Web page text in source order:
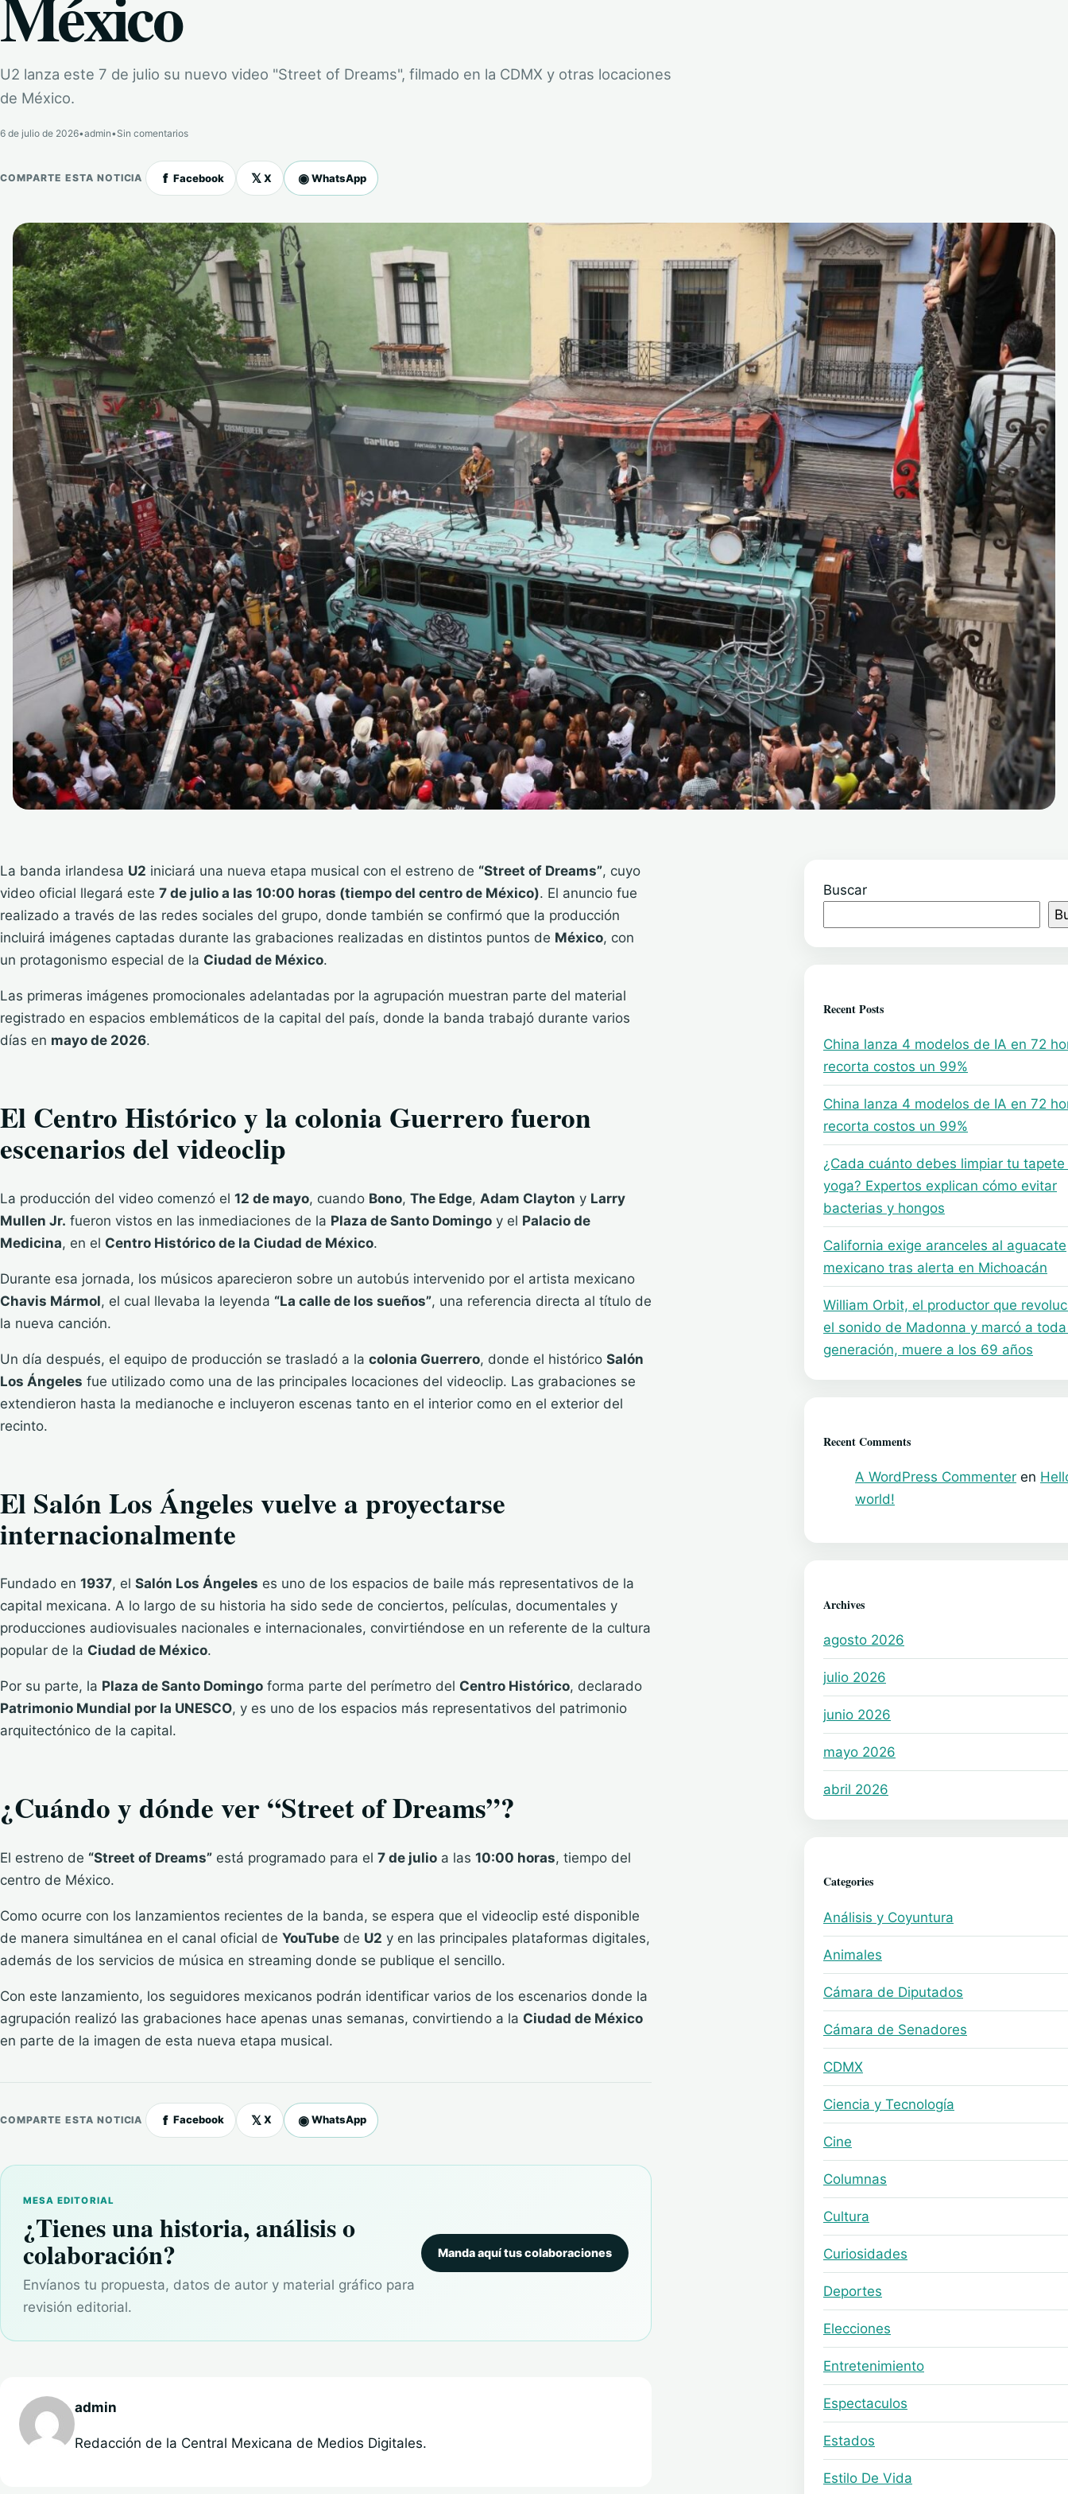
U2 lanza este 7 de julio su nuevo video "Street of Dreams", filmado en la CDMX y otras locaciones
de México.
6 de julio de 2026•admin•Sin comentarios
COMPARTE ESTA NOTICIA f Facebook 𝕏 X ◉ WhatsApp
La banda irlandesa U2 iniciará una nueva etapa musical con el estreno de “Street of Dreams”, cuyo
video oficial llegará este 7 de julio a las 10:00 horas (tiempo del centro de México). El anuncio fue
realizado a través de las redes sociales del grupo, donde también se confirmó que la producción
incluirá imágenes captadas durante las grabaciones realizadas en distintos puntos de México, con
un protagonismo especial de la Ciudad de México.
Las primeras imágenes promocionales adelantadas por la agrupación muestran parte del material
registrado en espacios emblemáticos de la capital del país, donde la banda trabajó durante varios
días en mayo de 2026.
El Centro Histórico y la colonia Guerrero fueron
escenarios del videoclip
La producción del video comenzó el 12 de mayo, cuando Bono, The Edge, Adam Clayton y Larry
Mullen Jr. fueron vistos en las inmediaciones de la Plaza de Santo Domingo y el Palacio de
Medicina, en el Centro Histórico de la Ciudad de México.
Durante esa jornada, los músicos aparecieron sobre un autobús intervenido por el artista mexicano
Chavis Mármol, el cual llevaba la leyenda “La calle de los sueños”, una referencia directa al título de
la nueva canción.
Un día después, el equipo de producción se trasladó a la colonia Guerrero, donde el histórico Salón
Los Ángeles fue utilizado como una de las principales locaciones del videoclip. Las grabaciones se
extendieron hasta la medianoche e incluyeron escenas tanto en el interior como en el exterior del
recinto.
El Salón Los Ángeles vuelve a proyectarse
internacionalmente
Fundado en 1937, el Salón Los Ángeles es uno de los espacios de baile más representativos de la
capital mexicana. A lo largo de su historia ha sido sede de conciertos, películas, documentales y
producciones audiovisuales nacionales e internacionales, convirtiéndose en un referente de la cultura
popular de la Ciudad de México.
Por su parte, la Plaza de Santo Domingo forma parte del perímetro del Centro Histórico, declarado
Patrimonio Mundial por la UNESCO, y es uno de los espacios más representativos del patrimonio
arquitectónico de la capital.
¿Cuándo y dónde ver “Street of Dreams”?
El estreno de “Street of Dreams” está programado para el 7 de julio a las 10:00 horas, tiempo del
centro de México.
Como ocurre con los lanzamientos recientes de la banda, se espera que el videoclip esté disponible
de manera simultánea en el canal oficial de YouTube de U2 y en las principales plataformas digitales,
además de los servicios de música en streaming donde se publique el sencillo.
Con este lanzamiento, los seguidores mexicanos podrán identificar varios de los escenarios donde la
agrupación realizó las grabaciones hace apenas unas semanas, convirtiendo a la Ciudad de México
en parte de la imagen de esta nueva etapa musical.
COMPARTE ESTA NOTICIA f Facebook 𝕏 X ◉ WhatsApp
MESA EDITORIAL
¿Tienes una historia, análisis o
colaboración?
Envíanos tu propuesta, datos de autor y material gráfico para
revisión editorial.
Manda aquí tus colaboraciones
admin
Redacción de la Central Mexicana de Medios Digitales.
Buscar
Recent Posts
China lanza 4 modelos de IA en 72
recorta costos un 99%
China lanza 4 modelos de IA en 72
recorta costos un 99%
¿Cada cuánto debes limpiar tu
yoga? Expertos explican cómo evitar
bacterias y hongos
California exige aranceles al aguacate
mexicano tras alerta en Michoacán
William Orbit, el productor que
el sonido de Madonna y marcó a
generación, muere a los 69 años
Recent Comments
A WordPress Commenter en
world!
Archives
agosto 2026
julio 2026
junio 2026
mayo 2026
abril 2026
Categories
Análisis y Coyuntura
Animales
Cámara de Diputados
Cámara de Senadores
CDMX
Ciencia y Tecnología
Cine
Columnas
Cultura
Curiosidades
Deportes
Elecciones
Entretenimiento
Espectaculos
Estados
Estilo De Vida